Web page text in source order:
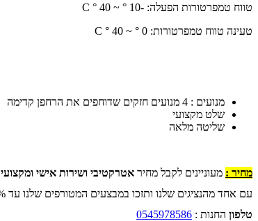
טווח טמפרטורות הפעלה: -10 ° ~ 40 ° C
טעינה טווח טמפרטורות: 0 ° ~ 40 ° C
מנועים : 4 מנועים חזקים שדוחפים את הרחפן קדימה
שלט מקצועי
שליטה מלאה
מחיר : מעוניינים לקבל מחיר אטרקטיבי ושירות אישי ומקצועי
עם אחד מהנציגים שלנו ותזכו במבצעים המטורפים שלנו עד 60% הנחה על כל החנות .
טלפון החנות : 0545978586